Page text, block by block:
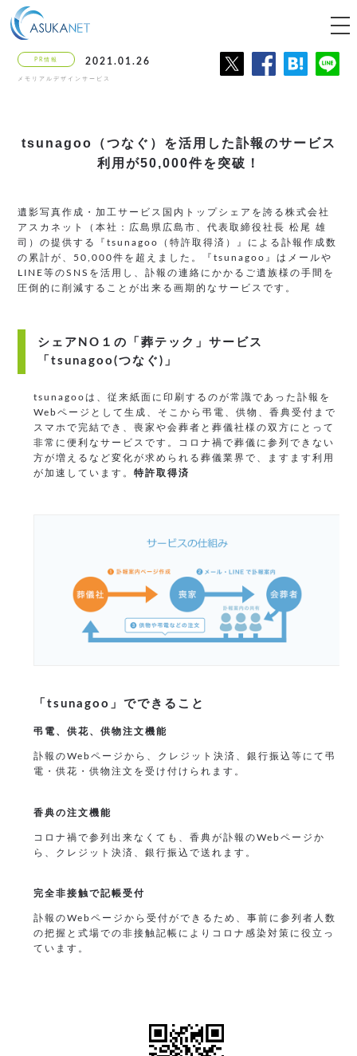
PR情報 2021.01.26
メモリアルデザインサービス
tsunagoo（つなぐ）を活用した訃報のサービス
利用が50,000件を突破！
遺影写真作成・加工サービス国内トップシェアを誇る株式会社
アスカネット（本社：広島県広島市、代表取締役社長 松尾 雄
司）の提供する『tsunagoo（特許取得済）』による訃報作成数
の累計が、50,000件を超えました。『tsunagoo』はメールや
LINE等のSNSを活用し、訃報の連絡にかかるご遺族様の手間を
圧倒的に削減することが出来る画期的なサービスです。
シェアNO１の「葬テック」サービス
「tsunagoo(つなぐ)」
tsunagooは、従来紙面に印刷するのが常識であった訃報を
Webページとして生成、そこから弔電、供物、香典受付まで
スマホで完結でき、喪家や会葬者と葬儀社様の双方にとって
非常に便利なサービスです。コロナ禍で葬儀に参列できない
方が増えるなど変化が求められる葬儀業界で、ますます利用
が加速しています。特許取得済
「tsunagoo」でできること
弔電、供花、供物注文機能
訃報のWebページから、クレジット決済、銀行振込等にて弔
電・供花・供物注文を受け付けられます。
香典の注文機能
コロナ禍で参列出来なくても、⾹典が訃報のWebページか
ら、クレジット決済、銀行振込で送れます。
完全非接触で記帳受付
訃報のWebページから受付ができるため、事前に参列者人数
の把握と式場での非接触記帳によりコロナ感染対策に役立っ
ています。